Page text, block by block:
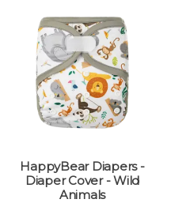
HappyBear Diapers -
Diaper Cover - Wild
Animals